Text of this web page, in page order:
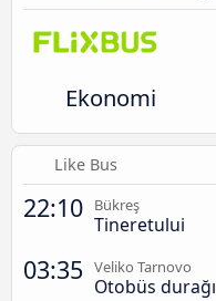
Ekonomi
Like Bus
22:10 Bükreş
Tineretului
03:35 Veliko Tarnovo
Otobüs durağı